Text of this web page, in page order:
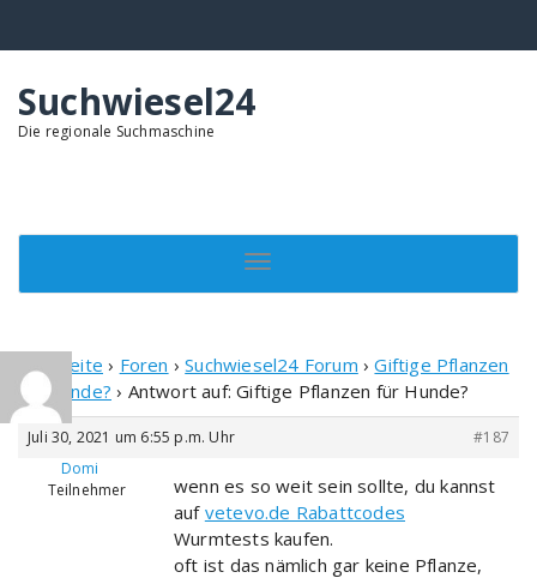
Suchwiesel24
Die regionale Suchmaschine
Toggle navigation
Startseite › Foren › Suchwiesel24 Forum › Giftige Pflanzen
für Hunde? › Antwort auf: Giftige Pflanzen für Hunde?
Juli 30, 2021 um 6:55 p.m. Uhr
#187
Domi
Teilnehmer
wenn es so weit sein sollte, du kannst
auf vetevo.de Rabattcodes
Wurmtests kaufen.
oft ist das nämlich gar keine Pflanze,